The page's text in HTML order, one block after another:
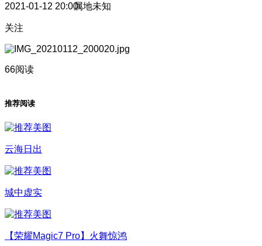
2021-01-12 20:00属地未知
关注
66阅读
推荐阅读
云海日出
城中虚实
【荣耀Magic7 Pro】火舞惊鸿